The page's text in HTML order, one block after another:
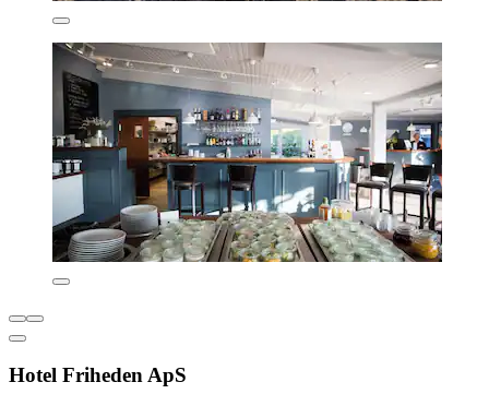
Hotel Friheden ApS